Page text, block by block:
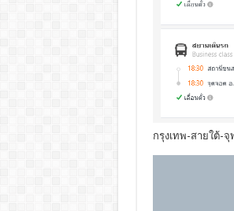
กรุงเทพ-สายใต้-